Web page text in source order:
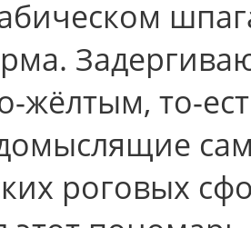
жёлтым, то-
роговых